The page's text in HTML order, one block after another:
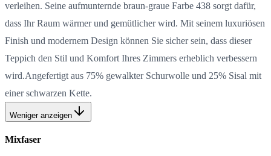
verleihen. Seine aufmunternde braun-graue Farbe 438 sorgt dafür,
dass Ihr Raum wärmer und gemütlicher wird. Mit seinem luxuriösen
Finish und modernem Design können Sie sicher sein, dass dieser
Teppich den Stil und Komfort Ihres Zimmers erheblich verbessern
wird.Angefertigt aus 75% gewalkter Schurwolle und 25% Sisal mit
einer schwarzen Kette.
Weniger anzeigen
Mixfaser